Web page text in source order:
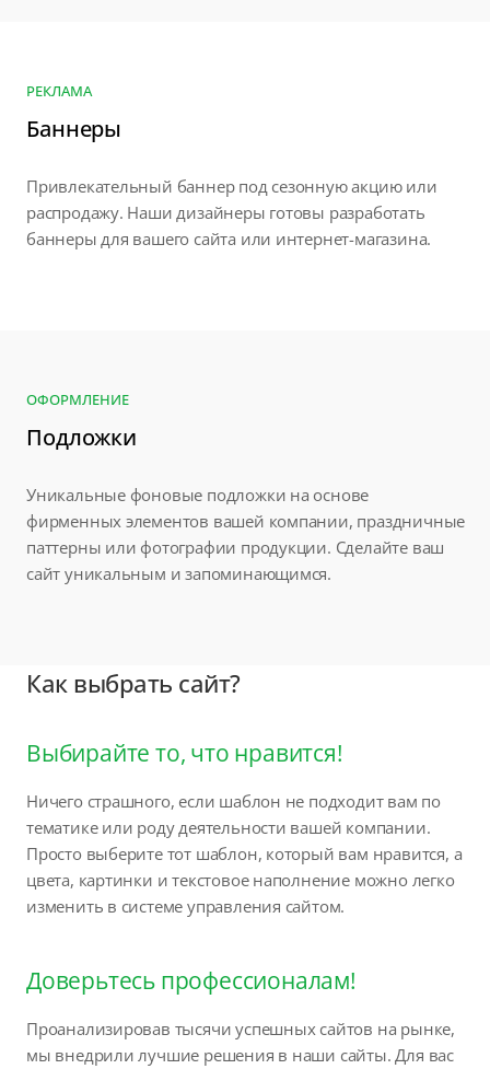
РЕКЛАМА
Баннеры
Привлекательный баннер под сезонную акцию или
распродажу. Наши дизайнеры готовы разработать
баннеры для вашего сайта или интернет-магазина.
ОФОРМЛЕНИЕ
Подложки
Уникальные фоновые подложки на основе
фирменных элементов вашей компании, праздничные
паттерны или фотографии продукции. Сделайте ваш
сайт уникальным и запоминающимся.
Как выбрать сайт?
Выбирайте то, что нравится!
Ничего страшного, если шаблон не подходит вам по
тематике или роду деятельности вашей компании.
Просто выберите тот шаблон, который вам нравится, а
цвета, картинки и текстовое наполнение можно легко
изменить в системе управления сайтом.
Доверьтесь профессионалам!
Проанализировав тысячи успешных сайтов на рынке,
мы внедрили лучшие решения в наши сайты. Для вас